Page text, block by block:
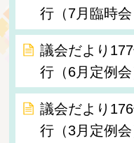
行（7月臨時会
議会だより
行（6月定例会
議会だより
行（3月定例会